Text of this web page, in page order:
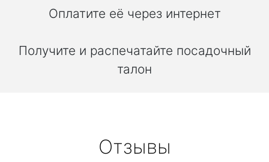
Оплатите её через интернет
Получите и распечатайте посадочный
талон
Отзывы